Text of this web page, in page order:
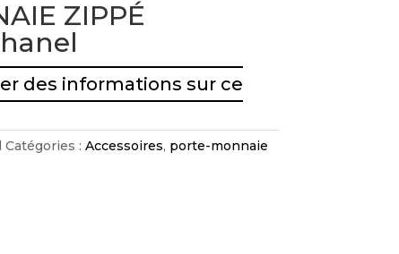
ZIPPÉ
des informations sur ce
Catégories : Accessoires, porte-monnaie